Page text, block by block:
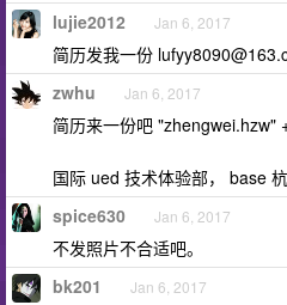
lujie2012 Jan 6, 2017
简历发我一份
zwhu Jan 6, 2017
简历来一份吧 "zhengwei.hzw"
国际 ued 技术体验部， base
spice630 Jan 6, 2017
不发照片不合适吧。
bk201 Jan 6, 2017